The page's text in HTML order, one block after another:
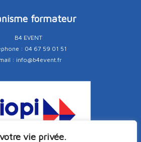
vie privée.
formateur
B4 EVENT
: 04 67 59 01 51
: info@b4event.fr